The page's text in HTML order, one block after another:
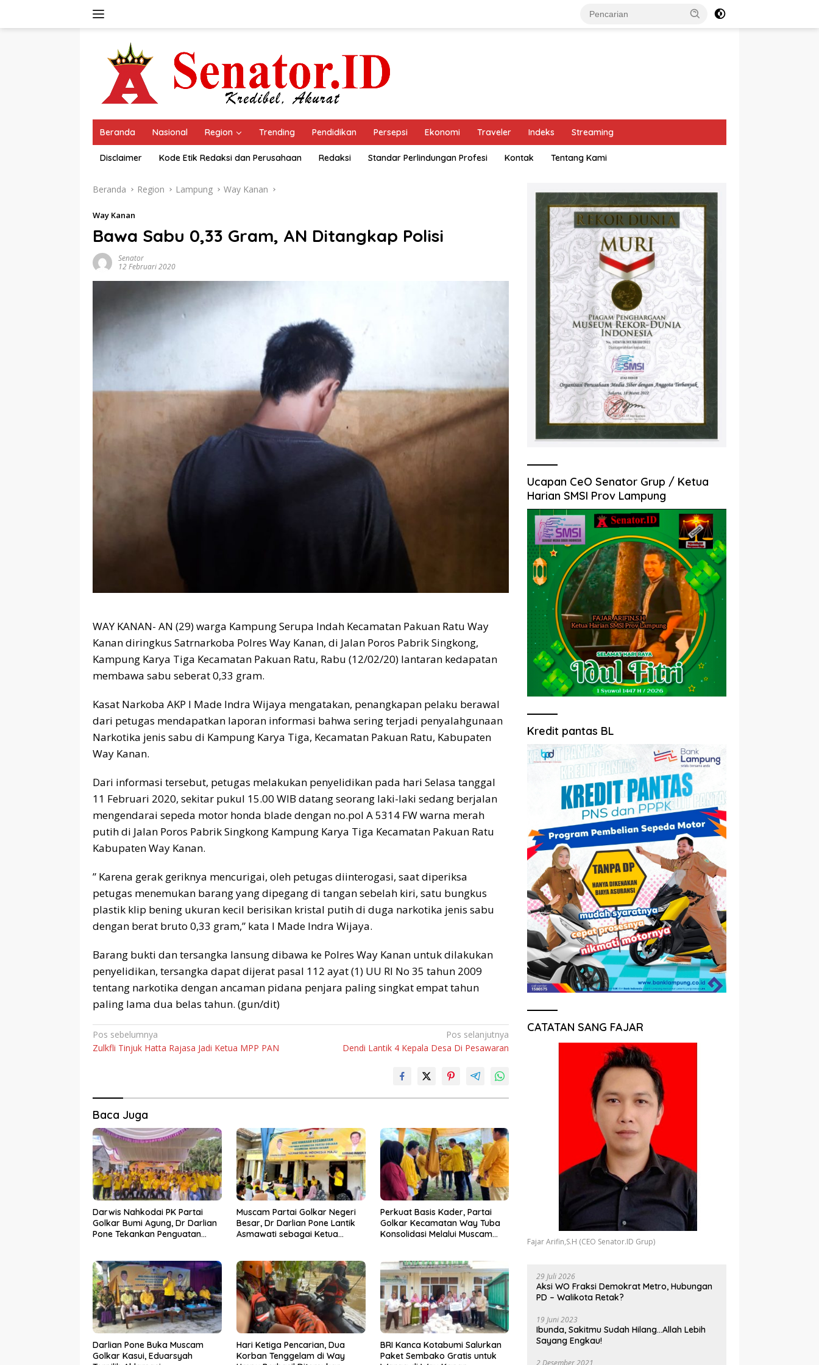
Beranda Nasional Region Trending Pendidikan Persepsi Ekonomi Traveler Indeks Streaming
Disclaimer Kode Etik Redaksi dan Perusahaan Redaksi Standar Perlindungan Profesi Kontak Tentang Kami
Beranda Region Lampung Way Kanan
Way Kanan
Bawa Sabu 0,33 Gram, AN Ditangkap Polisi
Senator
12 Februari 2020
WAY KANAN- AN (29) warga Kampung Serupa Indah Kecamatan Pakuan Ratu Way
Kanan diringkus Satrnarkoba Polres Way Kanan, di Jalan Poros Pabrik Singkong,
Kampung Karya Tiga Kecamatan Pakuan Ratu, Rabu (12/02/20) lantaran kedapatan
membawa sabu seberat 0,33 gram.
Kasat Narkoba AKP I Made Indra Wijaya mengatakan, penangkapan pelaku berawal
dari petugas mendapatkan laporan informasi bahwa sering terjadi penyalahgunaan
Narkotika jenis sabu di Kampung Karya Tiga, Kecamatan Pakuan Ratu, Kabupaten
Way Kanan.
Dari informasi tersebut, petugas melakukan penyelidikan pada hari Selasa tanggal
11 Februari 2020, sekitar pukul 15.00 WIB datang seorang laki-laki sedang berjalan
mengendarai sepeda motor honda blade dengan no.pol A 5314 FW warna merah
putih di Jalan Poros Pabrik Singkong Kampung Karya Tiga Kecamatan Pakuan Ratu
Kabupaten Way Kanan.
” Karena gerak geriknya mencurigai, oleh petugas diinterogasi, saat diperiksa
petugas menemukan barang yang dipegang di tangan sebelah kiri, satu bungkus
plastik klip bening ukuran kecil berisikan kristal putih di duga narkotika jenis sabu
dengan berat bruto 0,33 gram,” kata I Made Indra Wijaya.
Barang bukti dan tersangka lansung dibawa ke Polres Way Kanan untuk dilakukan
penyelidikan, tersangka dapat dijerat pasal 112 ayat (1) UU RI No 35 tahun 2009
tentang narkotika dengan ancaman pidana penjara paling singkat empat tahun
paling lama dua belas tahun. (gun/dit)
Navigasi
pos
Pos sebelumnya
Zulkfli Tinjuk Hatta Rajasa Jadi Ketua MPP PAN
Pos selanjutnya
Dendi Lantik 4 Kepala Desa Di Pesawaran
Baca Juga
Darwis Nahkodai PK Partai
Golkar Bumi Agung, Dr Darlian
Pone Tekankan Penguatan
Muscam Partai Golkar Negeri
Besar, Dr Darlian Pone Lantik
Asmawati sebagai Ketua
Perkuat Basis Kader, Partai
Golkar Kecamatan Way Tuba
Konsolidasi Melalui Muscam
Darlian Pone Buka Muscam
Golkar Kasui, Eduarsyah
Hari Ketiga Pencarian, Dua
Korban Tenggelam di Way
BRI Kanca Kotabumi Salurkan
Paket Sembako Gratis untuk
Ucapan CeO Senator Grup / Ketua
Harian SMSI Prov Lampung
Kredit pantas BL
CATATAN SANG FAJAR
Fajar Arifin,S.H (CEO Senator.ID Grup)
29 Juli 2026
Aksi WO Fraksi Demokrat Metro, Hubungan
PD – Walikota Retak?
19 Juni 2023
Ibunda, Sakitmu Sudah Hilang…Allah Lebih
Sayang Engkau!
2 Desember 2021